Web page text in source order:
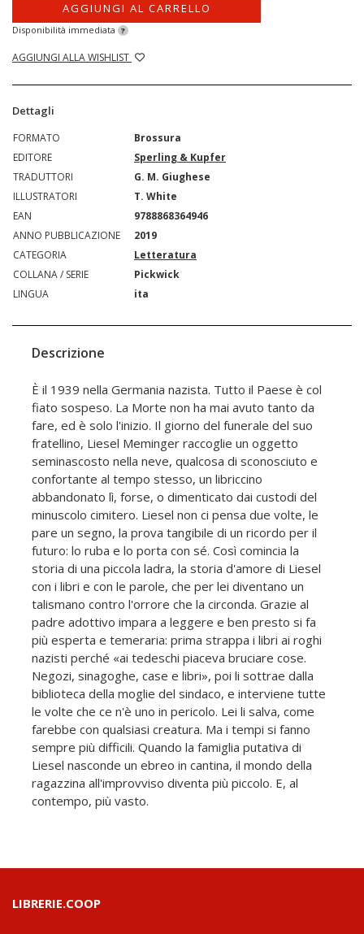
AGGIUNGI AL CARRELLO
Disponibilità immediata ?
AGGIUNGI ALLA WISHLIST
Dettagli
FORMATO
Brossura
EDITORE
Sperling & Kupfer
TRADUTTORI
G. M. Giughese
ILLUSTRATORI
T. White
EAN
9788868364946
ANNO PUBBLICAZIONE
2019
CATEGORIA
Letteratura
COLLANA / SERIE
Pickwick
LINGUA
ita
Descrizione
È il 1939 nella Germania nazista. Tutto il Paese è col
fiato sospeso. La Morte non ha mai avuto tanto da
fare, ed è solo l'inizio. Il giorno del funerale del suo
fratellino, Liesel Meminger raccoglie un oggetto
seminascosto nella neve, qualcosa di sconosciuto e
confortante al tempo stesso, un libriccino
abbandonato lì, forse, o dimenticato dai custodi del
minuscolo cimitero. Liesel non ci pensa due volte, le
pare un segno, la prova tangibile di un ricordo per il
futuro: lo ruba e lo porta con sé. Così comincia la
storia di una piccola ladra, la storia d'amore di Liesel
con i libri e con le parole, che per lei diventano un
talismano contro l'orrore che la circonda. Grazie al
padre adottivo impara a leggere e ben presto si fa
più esperta e temeraria: prima strappa i libri ai roghi
nazisti perché «ai tedeschi piaceva bruciare cose.
Negozi, sinagoghe, case e libri», poi li sottrae dalla
biblioteca della moglie del sindaco, e interviene tutte
le volte che ce n'è uno in pericolo. Lei li salva, come
farebbe con qualsiasi creatura. Ma i tempi si fanno
sempre più difficili. Quando la famiglia putativa di
Liesel nasconde un ebreo in cantina, il mondo della
ragazzina all'improvviso diventa più piccolo. E, al
contempo, più vasto.
LIBRERIE.COOP